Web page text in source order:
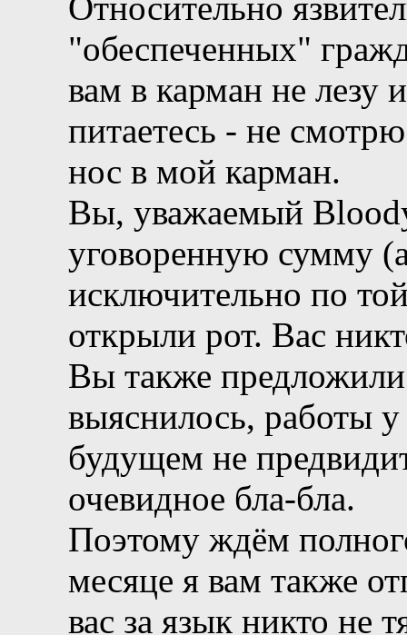
"обеспеченных"
вам в карман не лезу
питаетесь - не
нос в мой карман.
Вы, уважаемый
уговоренную сумму
исключительно по
открыли рот. Вас
Вы также предложили
выяснилось, работы
будущем не
очевидное бла-бла.
Поэтому ждём
месяце я вам также
вас за язык никто не